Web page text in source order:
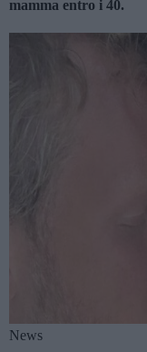
mamma entro i 40.
News